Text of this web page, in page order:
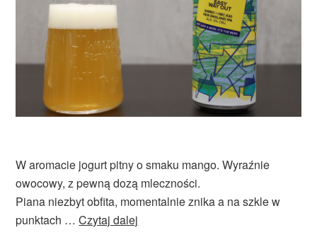
W aromacie jogurt pitny o smaku mango. Wyraźnie
owocowy, z pewną dozą mleczności.
Piana niezbyt obfita, momentalnie znika a na szkle w
punktach …Czytaj dalej